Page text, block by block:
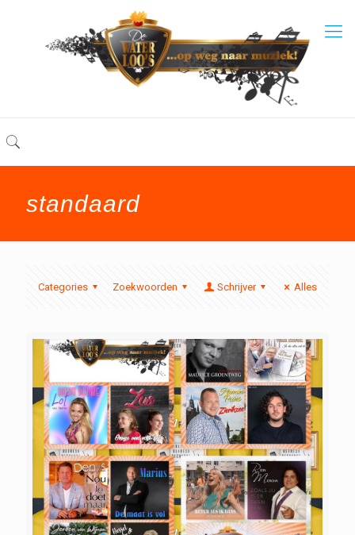
standaard
Categories Zoekwoorden Schrijver Alles